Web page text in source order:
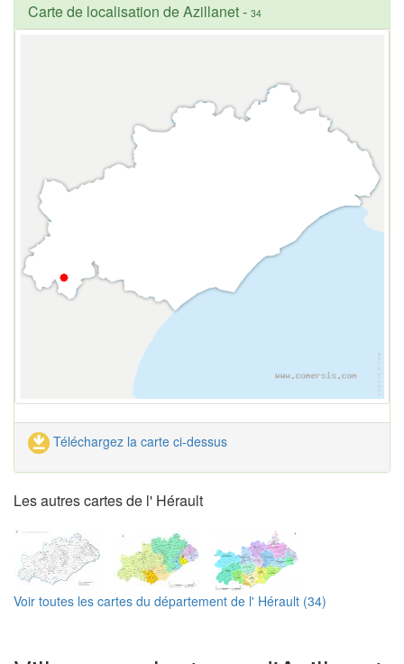
Carte de localisation de Azillanet- 34
Téléchargez la carte ci-dessus
Les autres cartes de l' Hérault
Voir toutes les cartes du département de l' Hérault (34)